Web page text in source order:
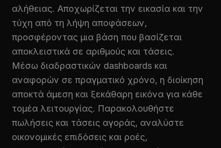
αλήθειας. Αποχωρίζεται την εικασία και την
τύχη από τη λήψη αποφάσεων,
προσφέροντας μια βάση που βασίζεται
αποκλειστικά σε αριθμούς και τάσεις.
Μέσω διαδραστικών dashboards και
αναφορών σε πραγματικό χρόνο, η διοίκηση
αποκτά άμεση και ξεκάθαρη εικόνα για κάθε
τομέα λειτουργίας. Παρακολουθήστε
πωλήσεις και τάσεις αγοράς, αναλύστε
οικονομικές επιδόσεις και ροές,